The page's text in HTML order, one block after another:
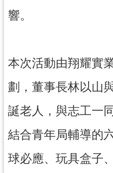
站
放
告
響。
本次活動由翔耀實
劃，董事長林以山
誕老人，與志工一
結合青年局輔導的
球必應、玩具盒子